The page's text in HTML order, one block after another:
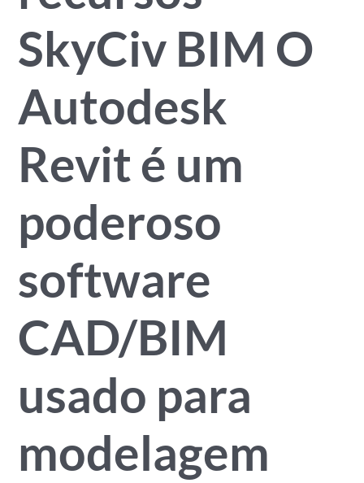
SkyCiv BIM O
Autodesk
Revit é um
poderoso
software
CAD/BIM
usado para
modelagem